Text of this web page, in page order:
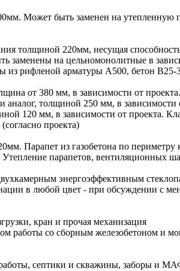
Может быть заменен на утепленную
толщиной 220мм, несущая
заменены на цельномонолитные в
из рифленой арматуры А500, бетон В25-
от 380 мм, в зависимости от
толщиной 250 мм, в зависимости
120 мм, в зависимости от проекта.
проекта)
Парапет из газобетона по
парапетов, вентиляционных
энергоэффективным
в любой цвет - при обсуждении с
кран и прочая механизация
работы со сборным железобетоном и
септики и скважины, заборы и